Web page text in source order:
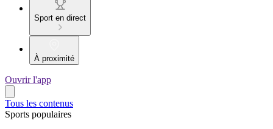
Sport en direct
À proximité
Ouvrir l'app
Tous les contenus
Sports populaires